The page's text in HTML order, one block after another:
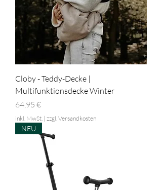
Cloby - Teddy-Decke |
Multifunktionsdecke Winter
Preis
64,95 €
inkl. MwSt. | zzgl. Versandkosten
NEU